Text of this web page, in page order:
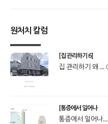
원처치 칼럼
[집 관리하기 6]
집 관리하기 왜 ...
[통증에서 일어나
통증에서 일어나...